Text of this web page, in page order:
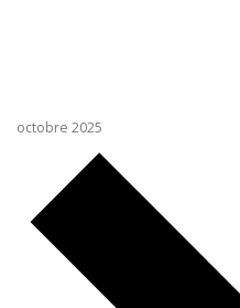
octobre 2025